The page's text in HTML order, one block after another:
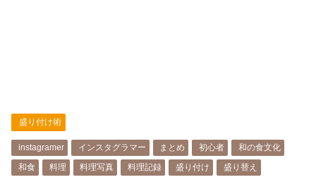
盛り付け術
instagramer インスタグラマー まとめ 初心者
和の食文化
和食
料理 料理写真 料理記録 盛り付け 盛り替え